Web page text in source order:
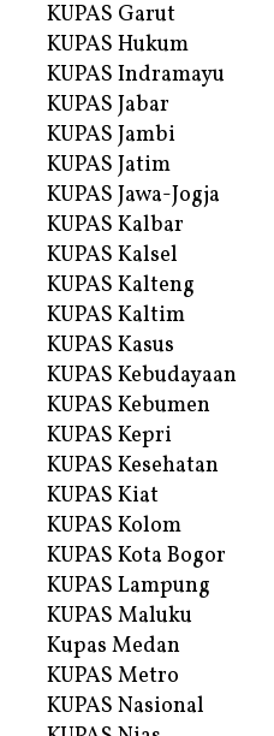
KUPAS Garut
KUPAS Hukum
KUPAS Indramayu
KUPAS Jabar
KUPAS Jambi
KUPAS Jatim
KUPAS Jawa-Jogja
KUPAS Kalbar
KUPAS Kalsel
KUPAS Kalteng
KUPAS Kaltim
KUPAS Kasus
KUPAS Kebudayaan
KUPAS Kebumen
KUPAS Kepri
KUPAS Kesehatan
KUPAS Kiat
KUPAS Kolom
KUPAS Kota Bogor
KUPAS Lampung
KUPAS Maluku
Kupas Medan
KUPAS Metro
KUPAS Nasional